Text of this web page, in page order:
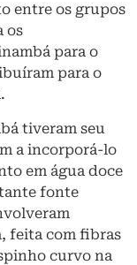
entre os grupos
os
para o
para o
tiveram seu
a incorporá-lo
em água doce
fonte
feita com fibras
curvo na